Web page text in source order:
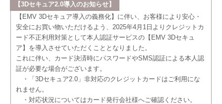
【3Dセキュア2.0導入のお知らせ】
【EMV 3Dセキュア導入の義務化】に伴い、お客様により安心・
安全にお買い物いただけるよう、2025年4月1日よりクレジットカ
ード不正利用対策として本人認証サービスの【EMV 3Dセキュ
ア】を導入させていただくこととなりました。
これに伴い、カード決済時にパスワードやSMS認証による本人認
証が必要な場合がございます。
・「3Dセキュア2.0」非対応のクレジットカードはご利用にな
れません。
・対応状況についてはカード発行会社様へご確認ください。